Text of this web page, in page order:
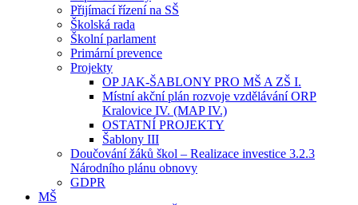
Přijímací řízení na SŠ
Školská rada
Školní parlament
Primární prevence
Projekty
OP JAK-ŠABLONY PRO MŠ A ZŠ I.
Místní akční plán rozvoje vzdělávání ORP
Kralovice IV. (MAP IV.)
OSTATNÍ PROJEKTY
Šablony III
Doučování žáků škol – Realizace investice 3.2.3
Národního plánu obnovy
GDPR
MŠ